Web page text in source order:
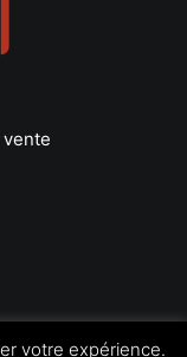
votre expérience.